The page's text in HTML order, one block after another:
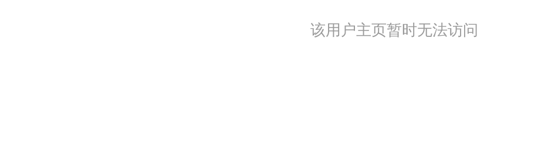
该用户主页暂时无法访问